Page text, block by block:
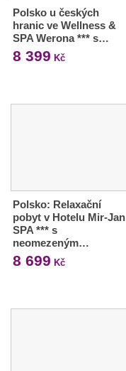
Polsko u českých
hranic ve Wellness &
SPA Werona *** s…
8 399 Kč
Polsko: Relaxační
pobyt v Hotelu Mir-Jan
SPA *** s
neomezeným…
8 699 Kč